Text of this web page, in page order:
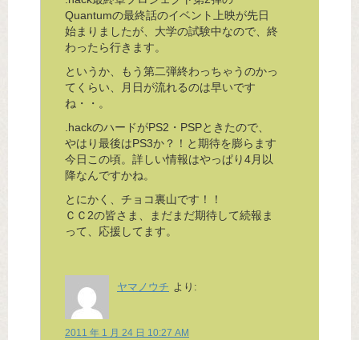
Quantumの最終話のイベント上映が先日
始まりましたが、大学の試験中なので、終
わったら行きます。
というか、もう第二弾終わっちゃうのかっ
てくらい、月日が流れるのは早いです
ね・・。
.hackのハードがPS2・PSPときたので、
やはり最後はPS3か？！と期待を膨らます
今日この頃。詳しい情報はやっぱり4月以
降なんですかね。
とにかく、チョコ裏山です！！
ＣＣ2の皆さま、まだまだ期待して続報ま
って、応援してます。
ヤマノウチ より:
2011 年 1 月 24 日 10:27 AM